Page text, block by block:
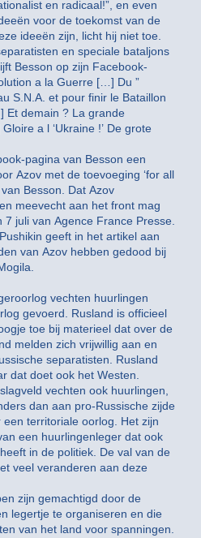
en radicaal!”, en even
voor de toekomst van de
ideeën zijn, licht hij niet toe.
en speciale bataljons
Besson op zijn Facebook-
a la Guerre […] Du ”
S.N.A. et pour finir le Bataillon
Et demain ? La grande
a l ‘Ukraine !’ De grote
pagina van Besson een
Azov met de toevoeging ‘for all
Besson. Dat Azov
meevecht aan het front mag
juli van Agence France Presse.
geeft in het artikel aan
van Azov hebben gedood bij
vechten huurlingen
gevoerd. Rusland is officieel
toe bij materieel dat over de
melden zich vrijwillig aan en
separatisten. Rusland
dat doet ook het Westen.
vechten ook huurlingen,
dan aan pro-Russische zijde
territoriale oorlog. Het zijn
een huurlingenleger dat ook
in de politiek. De val van de
veel veranderen aan deze
zijn gemachtigd door de
legertje te organiseren en die
van het land voor spanningen.